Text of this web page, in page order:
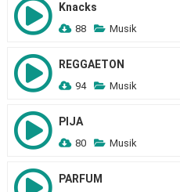
Knacks
88 Musik
REGGAETON
94 Musik
PIJA
80 Musik
PARFUM